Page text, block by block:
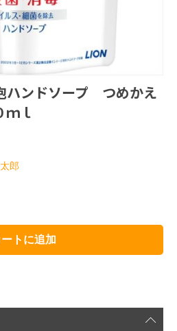
ハンドソープ つめかえ
ｍｌ
郎
トに追加